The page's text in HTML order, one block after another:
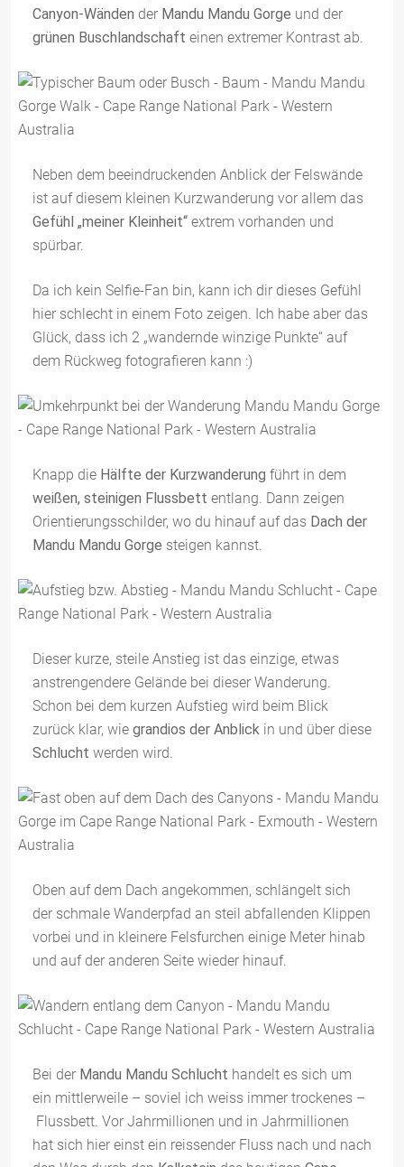
Canyon-Wänden der Mandu Mandu Gorge und der
grünen Buschlandschaft einen extremer Kontrast ab.
Neben dem beeindruckenden Anblick der Felswände
ist auf diesem kleinen Kurzwanderung vor allem das
Gefühl „meiner Kleinheit“ extrem vorhanden und
spürbar.
Da ich kein Selfie-Fan bin, kann ich dir dieses Gefühl
hier schlecht in einem Foto zeigen. Ich habe aber das
Glück, dass ich 2 „wandernde winzige Punkte“ auf
dem Rückweg fotografieren kann :)
Knapp die Hälfte der Kurzwanderung führt in dem
weißen, steinigen Flussbett entlang. Dann zeigen
Orientierungsschilder, wo du hinauf auf das Dach der
Mandu Mandu Gorge steigen kannst.
Dieser kurze, steile Anstieg ist das einzige, etwas
anstrengendere Gelände bei dieser Wanderung.
Schon bei dem kurzen Aufstieg wird beim Blick
zurück klar, wie grandios der Anblick in und über diese
Schlucht werden wird.
Oben auf dem Dach angekommen, schlängelt sich
der schmale Wanderpfad an steil abfallenden Klippen
vorbei und in kleinere Felsfurchen einige Meter hinab
und auf der anderen Seite wieder hinauf.
Bei der Mandu Mandu Schlucht handelt es sich um
ein mittlerweile – soviel ich weiss immer trockenes –
Flussbett. Vor Jahrmillionen und in Jahrmillionen
hat sich hier einst ein reissender Fluss nach und nach